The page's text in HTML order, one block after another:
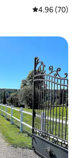
レビュー70
4.96 (70)